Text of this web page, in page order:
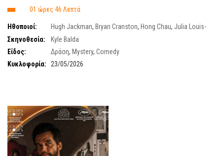
01 ώρες 46 Λεπτά
Ηθοποιοί: Hugh Jackman, Bryan Cranston, Hong Chau, Julia Louis-
Dreyfus,Emma Thompson
Gordon
Σκηνοθεσία:
Kyle Balda
Είδος:
Δράση, Mystery, Comedy
Κυκλοφορία:
23/05/2026